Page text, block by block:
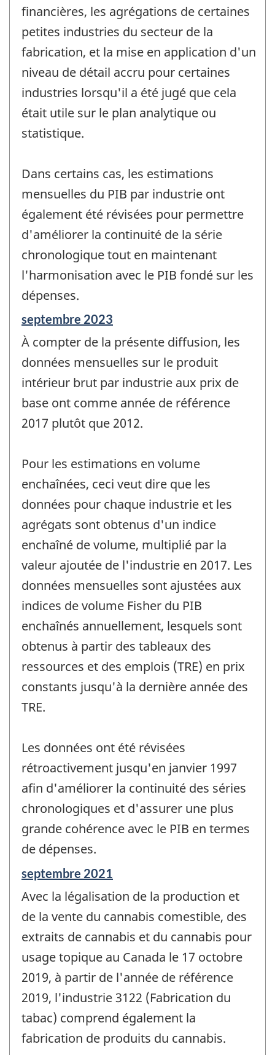
financières, les agrégations de certaines
petites industries du secteur de la
fabrication, et la mise en application d'un
niveau de détail accru pour certaines
industries lorsqu'il a été jugé que cela
était utile sur le plan analytique ou
statistique.
Dans certains cas, les estimations
mensuelles du PIB par industrie ont
également été révisées pour permettre
d'améliorer la continuité de la série
chronologique tout en maintenant
l'harmonisation avec le PIB fondé sur les
dépenses.
Période
de
référence
de
-
septembre 2023
À compter de la présente diffusion, les
données mensuelles sur le produit
intérieur brut par industrie aux prix de
base ont comme année de référence
2017 plutôt que 2012.
Pour les estimations en volume
enchaînées, ceci veut dire que les
données pour chaque industrie et les
agrégats sont obtenus d'un indice
enchaîné de volume, multiplié par la
valeur ajoutée de l'industrie en 2017. Les
données mensuelles sont ajustées aux
indices de volume Fisher du PIB
enchaînés annuellement, lesquels sont
obtenus à partir des tableaux des
ressources et des emplois (TRE) en prix
constants jusqu'à la dernière année des
TRE.
Les données ont été révisées
rétroactivement jusqu'en janvier 1997
afin d'améliorer la continuité des séries
chronologiques et d'assurer une plus
grande cohérence avec le PIB en termes
de dépenses.
Période
référence
de
-
septembre 2021
Avec la légalisation de la production et
de la vente du cannabis comestible, des
extraits de cannabis et du cannabis pour
usage topique au Canada le 17 octobre
2019, à partir de l'année de référence
2019, l'industrie 3122 (Fabrication du
tabac) comprend également la
fabrication de produits du cannabis.